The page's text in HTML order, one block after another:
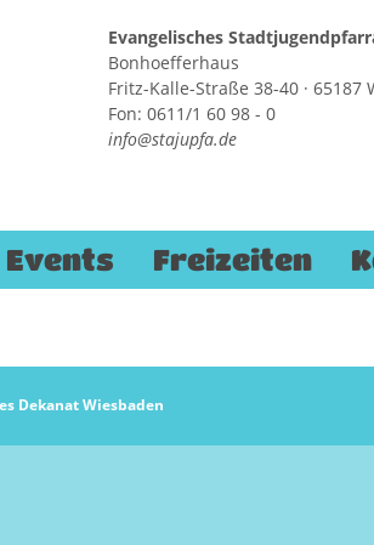
Evangelisches
Bonhoefferhaus
Fritz-Kalle-Straße 38-40 · 65187
Fon: 0611/1 60 98 - 0
info@stajupfa.de
springen
Events Freizeiten
Dekanat Wiesbaden